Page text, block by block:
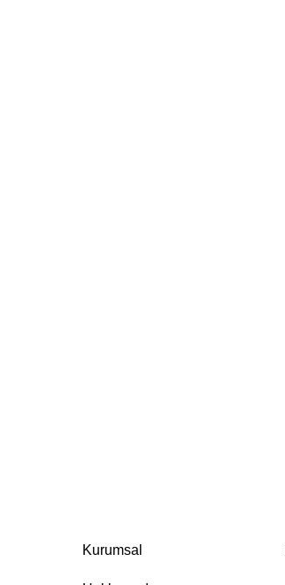
Kurumsal